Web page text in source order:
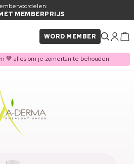
MEMBERPRIJS
WORD MEMBER
🤎 alles om je zomertan te behouden